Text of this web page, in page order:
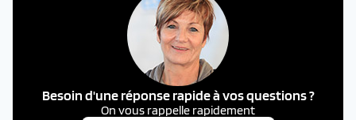
Besoin d'une réponse rapide à vos questions ?
On vous rappelle rapidement